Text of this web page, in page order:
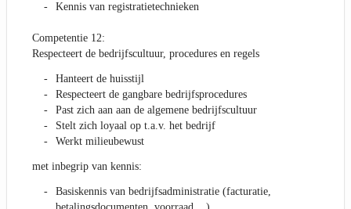
Kennis van registratietechnieken
Competentie 12:
Respecteert de bedrijfscultuur, procedures en regels
Hanteert de huisstijl
Respecteert de gangbare bedrijfsprocedures
Past zich aan aan de algemene bedrijfscultuur
Stelt zich loyaal op t.a.v. het bedrijf
Werkt milieubewust
met inbegrip van kennis:
Basiskennis van bedrijfsadministratie (facturatie,